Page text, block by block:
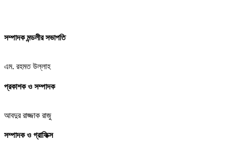
সম্পাদক মন্ডলীর সভাপতি
এম. রহমত উল্লাহ
প্রকাশক ও সম্পাদক
আবদুর রাজ্জাক রাজু
সম্পাদক ও গ্রাফিক্স